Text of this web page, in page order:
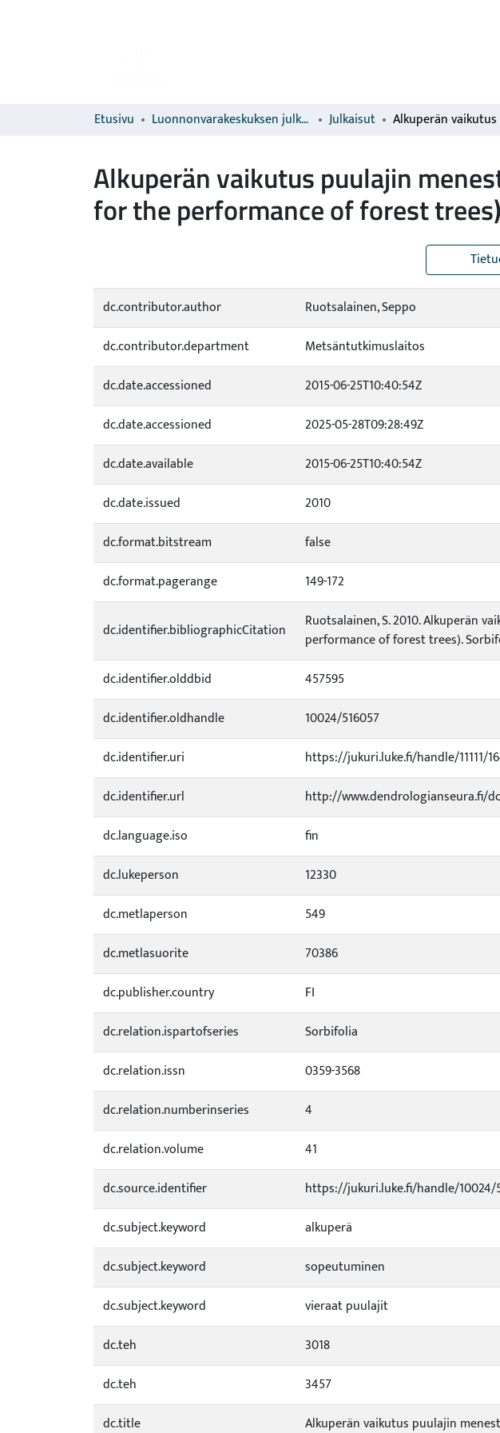
Etusivu Luonnonvarakeskuksen julkaisut Julkaisut
Alkuperän vaikutus puulajin
for the performance of forest
dc.contributor.author Ruotsalainen, Seppo
dc.contributor.department
Metsäntutkimuslaitos
dc.date.accessioned
2015-06-25T10:40:54Z
dc.date.accessioned
2025-05-28T09:28:49Z
dc.date.available
2015-06-25T10:40:54Z
dc.date.issued
2010
dc.format.bitstream
false
dc.format.pagerange
149-172
dc.identifier.bibliographicCitation
Ruotsalainen, S. 2010. Alkuperän
performance of forest trees).
dc.identifier.olddbid
457595
dc.identifier.oldhandle
10024/516057
dc.identifier.uri
https://jukuri.luke.fi/handle/11111/
dc.identifier.url
http://www.dendrologianseura.fi/
dc.language.iso
fin
dc.lukeperson
12330
dc.metlaperson
549
dc.metlasuorite
70386
dc.publisher.country
FI
dc.relation.ispartofseries
Sorbifolia
dc.relation.issn
0359-3568
dc.relation.numberinseries
4
dc.relation.volume
41
dc.source.identifier
https://jukuri.luke.fi/handle/10024/
dc.subject.keyword
alkuperä
dc.subject.keyword
sopeutuminen
dc.subject.keyword
vieraat puulajit
dc.teh
3018
dc.teh
3457
dc.title
Alkuperän vaikutus puulajin